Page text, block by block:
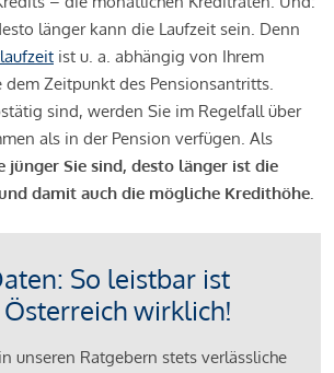
länger kann die Laufzeit sein. Denn
ist u. a. abhängig von Ihrem
Zeitpunkt des Pensionsantritts.
sind, werden Sie im Regelfall über
als in der Pension verfügen. Als
jünger Sie sind, desto länger ist die
damit auch die mögliche Kredithöhe.
So leistbar ist
wirklich!
unseren Ratgebern stets verlässliche